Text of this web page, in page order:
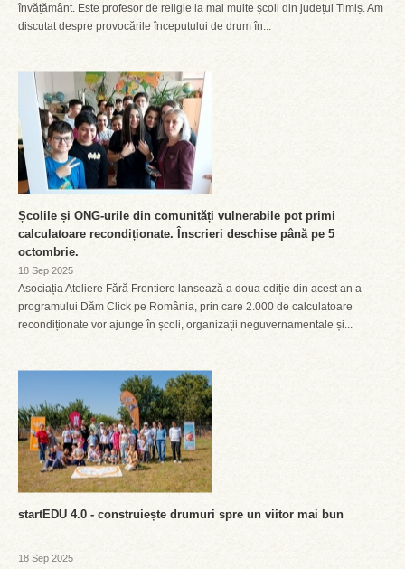
învățământ. Este profesor de religie la mai multe școli din județul Timiș. Am
discutat despre provocările începutului de drum în...
Școlile și ONG-urile din comunități vulnerabile pot primi
calculatoare recondiționate. Înscrieri deschise până pe 5
octombrie.
18 Sep 2025
Asociația Ateliere Fără Frontiere lansează a doua ediție din acest an a
programului Dăm Click pe România, prin care 2.000 de calculatoare
recondiționate vor ajunge în școli, organizații neguvernamentale și...
startEDU 4.0 - construiește drumuri spre un viitor mai bun
18 Sep 2025